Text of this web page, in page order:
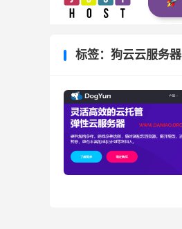
标签：狗云云服务器